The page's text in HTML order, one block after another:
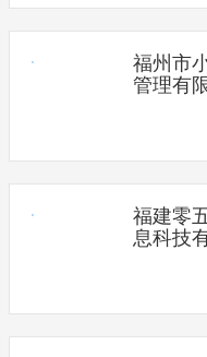
福州市
管理有
福建零
息科技